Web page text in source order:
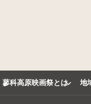
蓼科高原映画祭とは 地